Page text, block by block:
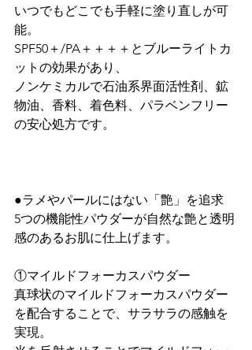
いつでもどこでも手軽に塗り直しが可
能。
SPF50＋/PA＋＋＋＋とブルーライトカ
ットの効果があり、
ノンケミカルで石油系界面活性剤、鉱
物油、香料、着色料、パラベンフリー
の安心処方です。
●ラメやパールにはない「艶」を追求
5つの機能性パウダーが自然な艶と透明
感のあるお肌に仕上げます。
①マイルドフォーカスパウダー
真球状のマイルドフォーカスパウダー
を配合することで、サラサラの感触を
実現。